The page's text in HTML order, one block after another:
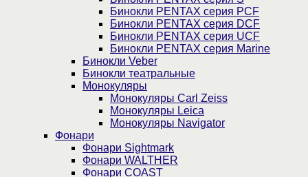
Бинокли PENTAX серия PCF
Бинокли PENTAX серия DCF
Бинокли PENTAX серия UCF
Бинокли PENTAX серия Marine
Бинокли Veber
Бинокли театральные
Монокуляры
Монокуляры Carl Zeiss
Монокуляры Leica
Монокуляры Navigator
Фонари
Фонари Sightmark
Фонари WALTHER
Фонари COAST